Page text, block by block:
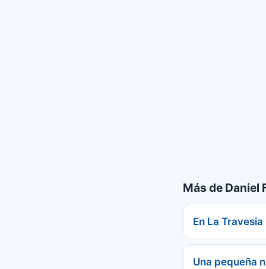
Más de Daniel
En La
Una pequeña